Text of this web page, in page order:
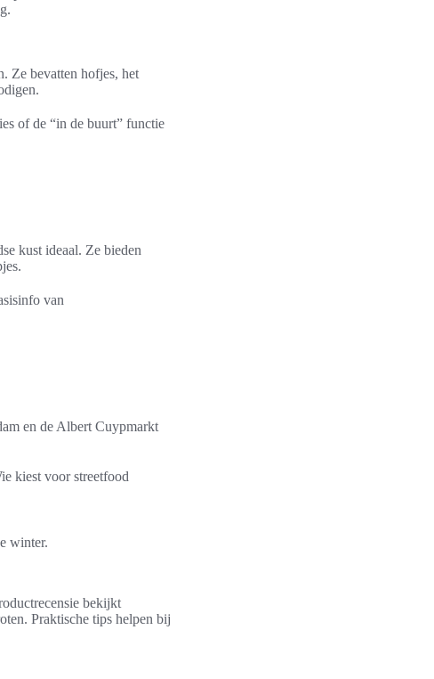
Ze bevatten hofjes, het
of de “in de buurt” functie
kust ideaal. Ze bieden
van
en de Albert Cuypmarkt
kiest voor streetfood
winter.
bekijkt
Praktische tips helpen bij